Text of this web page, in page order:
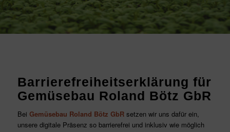
Barrierefreiheitserklärung für
Gemüsebau Roland Bötz GbR
Bei Gemüsebau Roland Bötz GbRsetzen wir uns dafür ein,
unsere digitale Präsenz so barrierefrei und inklusiv wie möglich